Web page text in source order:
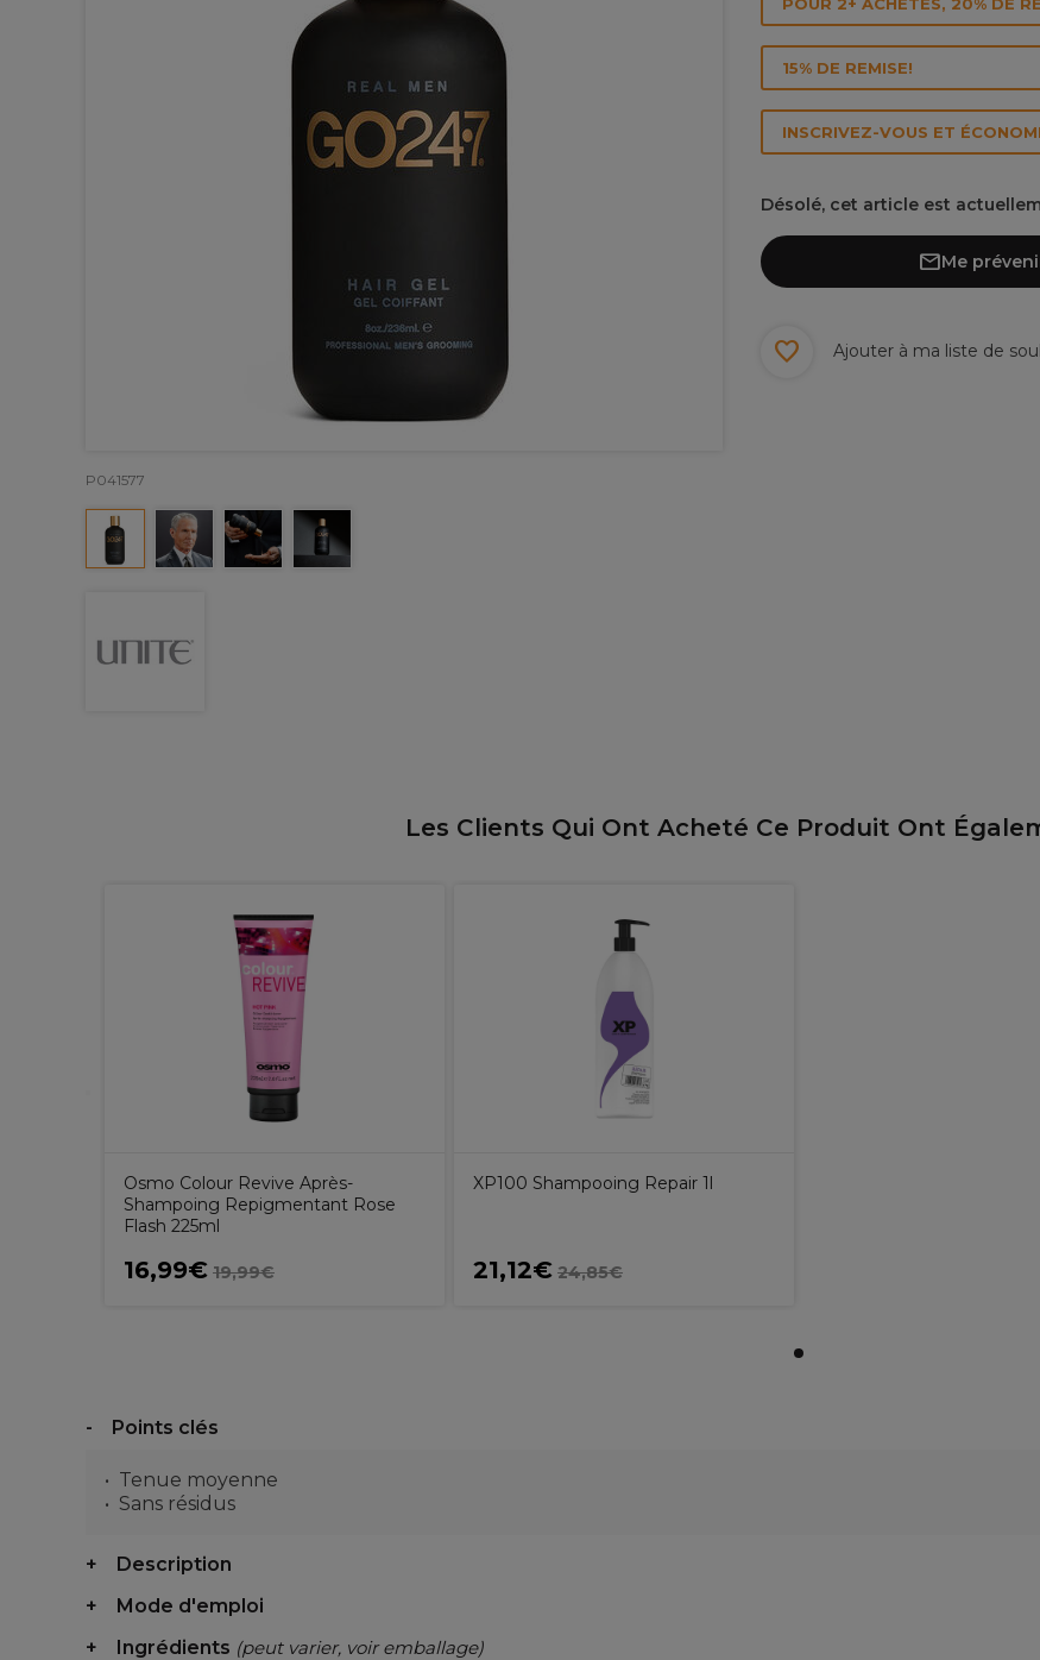
P041577
15% DE REMISE!
INSCRIVEZ-VOUS ET
Désolé, cet article est
Me
Ajouter à ma liste de
Les Clients Qui Ont Acheté Ce Produit Ont
Osmo Colour Revive Après-
Shampoing Repigmentant Rose
Flash 225ml
16,99€ 19,99€
XP100 Shampooing Repair 1l
21,12€ 24,85€
Points clés
Tenue moyenne
Sans résidus
Description
Mode d'emploi
Ingrédients (peut varier, voir emballage)